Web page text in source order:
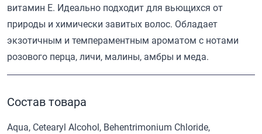
витамин Е. Идеально подходит для вьющихся от
природы и химически завитых волос. Обладает
экзотичным и темпераментным ароматом с нотами
розового перца, личи, малины, амбры и меда.
Состав товара
Aqua, Cetearyl Alcohol, Behentrimonium Chloride,